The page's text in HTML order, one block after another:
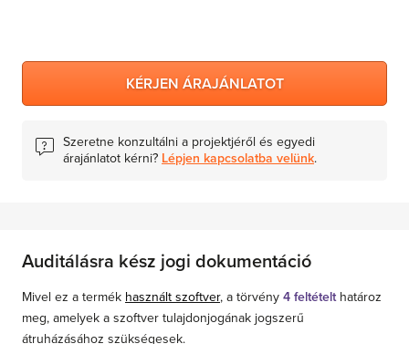
KÉRJEN ÁRAJÁNLATOT
Szeretne konzultálni a projektjéről és egyedi
árajánlatot kérni? Lépjen kapcsolatba velünk.
Auditálásra kész jogi dokumentáció
Mivel ez a termék használt szoftver, a törvény 4 feltételthatároz
meg, amelyek a szoftver tulajdonjogának jogszerű
átruházásához szükségesek.